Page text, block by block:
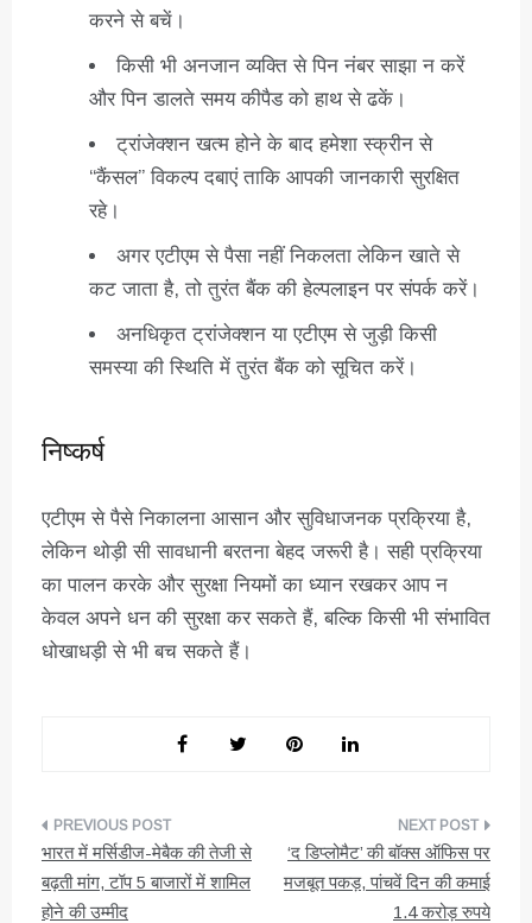
करने से बचें।
किसी भी अनजान व्यक्ति से पिन नंबर साझा न करें
और पिन डालते समय कीपैड को हाथ से ढकें।
ट्रांजेक्शन खत्म होने के बाद हमेशा स्क्रीन से
“कैंसल” विकल्प दबाएं ताकि आपकी जानकारी सुरक्षित
रहे।
अगर एटीएम से पैसा नहीं निकलता लेकिन खाते से
कट जाता है, तो तुरंत बैंक की हेल्पलाइन पर संपर्क करें।
अनधिकृत ट्रांजेक्शन या एटीएम से जुड़ी किसी
समस्या की स्थिति में तुरंत बैंक को सूचित करें।
निष्कर्ष
एटीएम से पैसे निकालना आसान और सुविधाजनक प्रक्रिया है,
लेकिन थोड़ी सी सावधानी बरतना बेहद जरूरी है। सही प्रक्रिया
का पालन करके और सुरक्षा नियमों का ध्यान रखकर आप न
केवल अपने धन की सुरक्षा कर सकते हैं, बल्कि किसी भी संभावित
धोखाधड़ी से भी बच सकते हैं।
पोस्ट
नेविगेशन
भारत में मर्सिडीज-मेबैक की तेजी से
बढ़ती मांग, टॉप 5 बाजारों में शामिल
होने की उम्मीद
‘द डिप्लोमैट’ की बॉक्स ऑफिस पर
मजबूत पकड़, पांचवें दिन की कमाई
1.4 करोड़ रुपये